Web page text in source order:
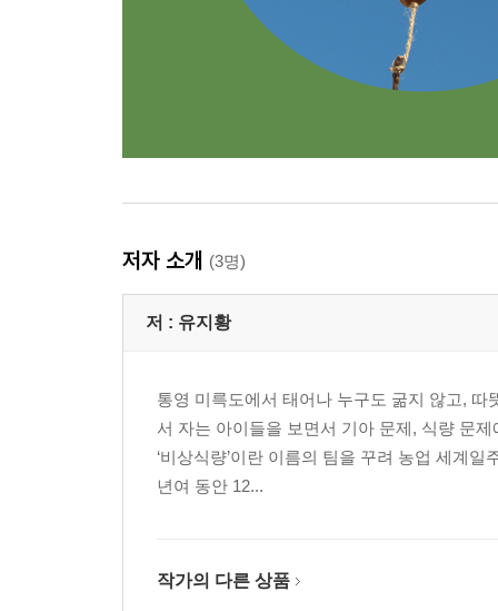
저자 소개 (3명)
저 : 유지황
통영 미륵도에서 태어나 누구도 굶지 않고,
서 자는 아이들을 보면서 기아 문제, 식량 문
‘비상식량’이란 이름의 팀을 꾸려 농업 세계
년여 동안 12...
작가의 다른 상품